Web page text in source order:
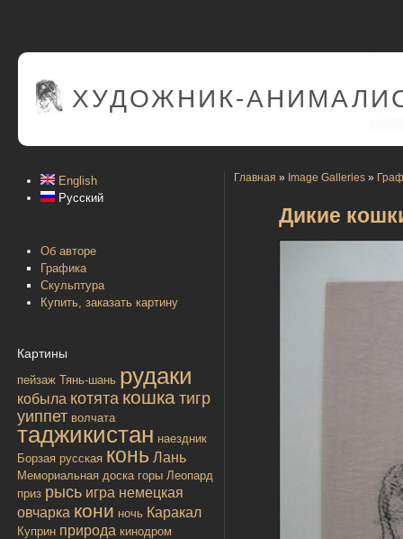
ХУДОЖНИК-
English
Русский
Об авторе
Графика
Скульптура
Купить, заказать картину
Картины
пейзаж Тянь-шань рудаки
кобыла котята кошка тигр
уиппет волчата
таджикистан наездник
Борзая русская конь Лань
Мемориальная доска горы Леопард
приз рысь игра немецкая
овчарка кони ночь Каракал
Куприн природа кинодром
Главная » Image Galleries »
Дикие